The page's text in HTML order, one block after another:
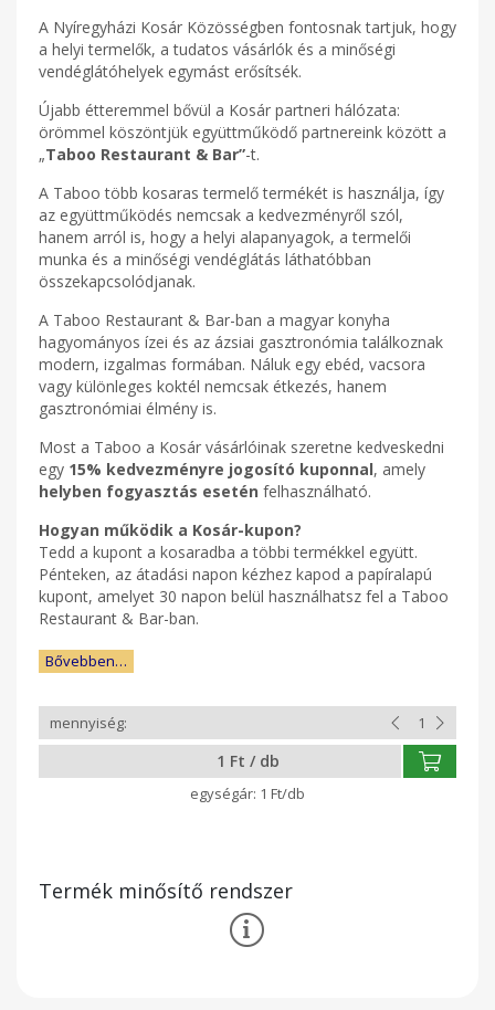
A Nyíregyházi Kosár Közösségben fontosnak tartjuk, hogy
a helyi termelők, a tudatos vásárlók és a minőségi
vendéglátóhelyek egymást erősítsék.
Újabb étteremmel bővül a Kosár partneri hálózata:
örömmel köszöntjük együttműködő partnereink között a
„Taboo Restaurant & Bar”-t.
A Taboo több kosaras termelő termékét is használja, így
az együttműködés nemcsak a kedvezményről szól,
hanem arról is, hogy a helyi alapanyagok, a termelői
munka és a minőségi vendéglátás láthatóbban
összekapcsolódjanak.
A Taboo Restaurant & Bar-ban a magyar konyha
hagyományos ízei és az ázsiai gasztronómia találkoznak
modern, izgalmas formában. Náluk egy ebéd, vacsora
vagy különleges koktél nemcsak étkezés, hanem
gasztronómiai élmény is.
Most a Taboo a Kosár vásárlóinak szeretne kedveskedni
egy 15% kedvezményre jogosító kuponnal, amely
helyben fogyasztás esetén felhasználható.
Hogyan működik a Kosár-kupon?
Tedd a kupont a kosaradba a többi termékkel együtt.
Pénteken, az átadási napon kézhez kapod a papíralapú
kupont, amelyet 30 napon belül használhatsz fel a Taboo
Restaurant & Bar-ban.
Bővebben…
1 Ft / db
1 Ft/db
Termék minősítő rendszer